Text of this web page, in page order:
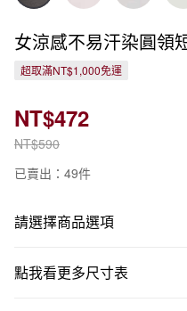
女涼感不易汗染圓領
超取滿NT$1,000免運
NT$590
NT$472
已賣出：49件
請選擇商品選項
點我看更多尺寸表